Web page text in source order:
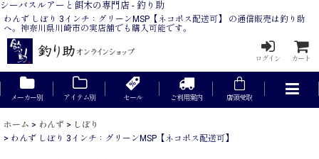
シーバスルアーと餌木の専門店 - 釣り助
わんず しぼり 3インチ：グリーンMSP【ネコポス配送可】 の通信販売は釣り助
へ。神奈川県川崎市の実店舗でも購入可能です。
ログイン カート
メーカー別 アイテム別 セール ご利用案内 店頭受取
ホーム > わんず > しぼり
> わんず しぼり 3インチ：グリーンMSP【ネコポス配送可】